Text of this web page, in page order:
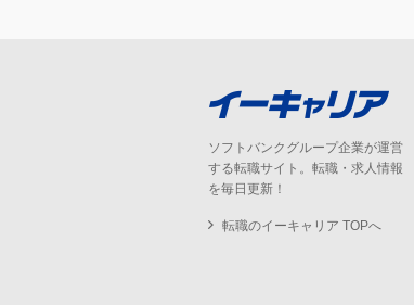
ソフトバンクグループ企業が運営
する転職サイト。転職・求人情報
を毎日更新！
転職のイーキャリア TOPへ